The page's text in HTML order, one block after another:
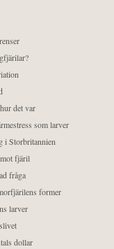
det var
som larver
i Storbritannien
fjäril
fråga
former
larver
dollar